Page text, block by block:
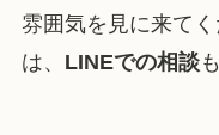
雰囲気を見に来て
は、 LINEでの相談